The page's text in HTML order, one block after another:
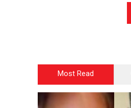
Most Read